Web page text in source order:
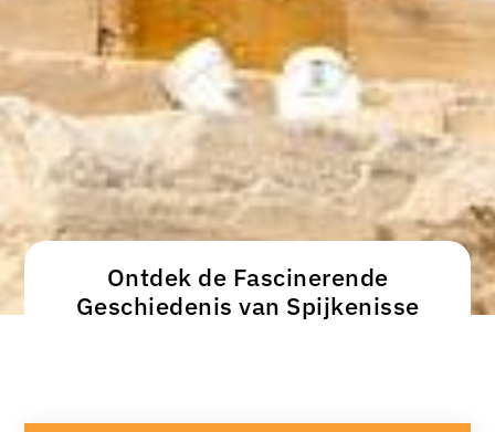
Ontdek de Fascinerende
Geschiedenis van Spijkenisse